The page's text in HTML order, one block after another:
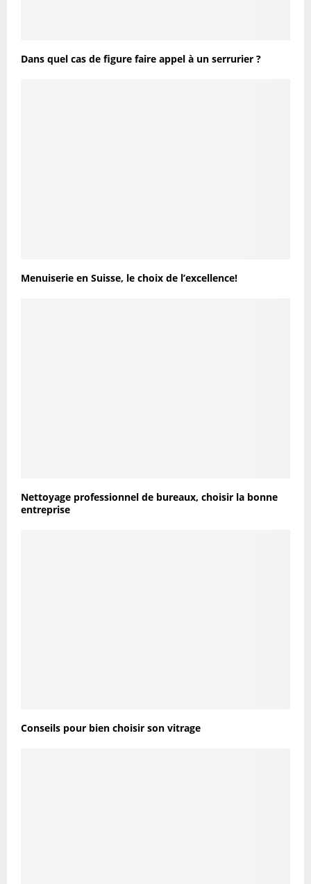
Dans quel cas de figure faire appel à un serrurier ?
Menuiserie en Suisse, le choix de l’excellence!
Nettoyage professionnel de bureaux, choisir la bonne
entreprise
Conseils pour bien choisir son vitrage